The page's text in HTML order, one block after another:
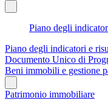
Piano degli
Piano degli indicatori e
Documento Unico di
Beni immobili e gestione
Patrimonio immobiliare